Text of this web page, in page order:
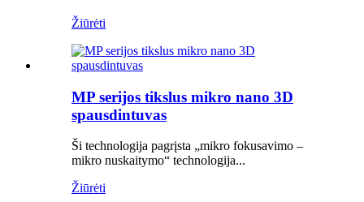
Žiūrėti
MP serijos tikslus mikro nano 3D
spausdintuvas
Ši technologija pagrįsta „mikro fokusavimo –
mikro nuskaitymo“ technologija...
Žiūrėti